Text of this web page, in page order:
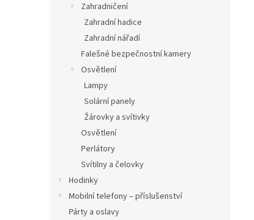
Zahradničení
Zahradní hadice
Zahradní nářadí
Falešné bezpečnostní kamery
Osvětlení
Lampy
Solární panely
Žárovky a svítivky
Osvětlení
Perlátory
Svítilny a čelovky
Hodinky
Mobilní telefony – příslušenství
Párty a oslavy